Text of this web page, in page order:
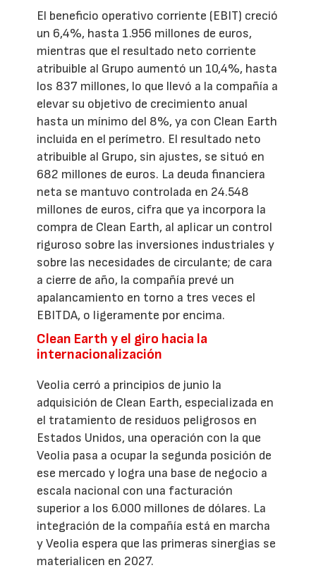
El beneficio operativo corriente (EBIT) creció
un 6,4%, hasta 1.956 millones de euros,
mientras que el resultado neto corriente
atribuible al Grupo aumentó un 10,4%, hasta
los 837 millones, lo que llevó a la compañía a
elevar su objetivo de crecimiento anual
hasta un mínimo del 8%, ya con Clean Earth
incluida en el perímetro. El resultado neto
atribuible al Grupo, sin ajustes, se situó en
682 millones de euros. La deuda financiera
neta se mantuvo controlada en 24.548
millones de euros, cifra que ya incorpora la
compra de Clean Earth, al aplicar un control
riguroso sobre las inversiones industriales y
sobre las necesidades de circulante; de cara
a cierre de año, la compañía prevé un
apalancamiento en torno a tres veces el
EBITDA, o ligeramente por encima.
Clean Earth y el giro hacia la
internacionalización
Veolia cerró a principios de junio la
adquisición de Clean Earth, especializada en
el tratamiento de residuos peligrosos en
Estados Unidos, una operación con la que
Veolia pasa a ocupar la segunda posición de
ese mercado y logra una base de negocio a
escala nacional con una facturación
superior a los 6.000 millones de dólares. La
integración de la compañía está en marcha
y Veolia espera que las primeras sinergias se
materialicen en 2027.